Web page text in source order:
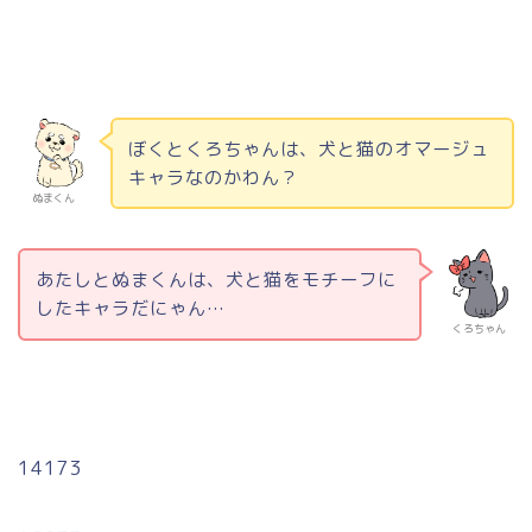
ぬまくん
ぼくとくろちゃんは、犬と猫のオマージュ
キャラなのかわん？
くろちゃん
あたしとぬまくんは、犬と猫をモチーフに
したキャラだにゃん…
14173